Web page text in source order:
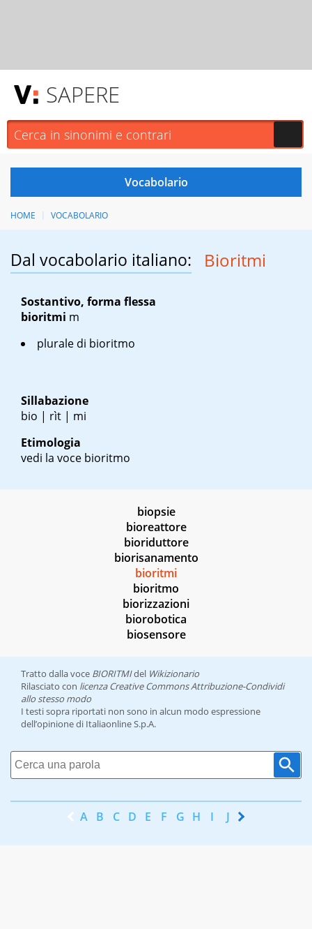
SAPERE
HOME VOCABOLARIO
Dal vocabolario italiano: Bioritmi
Sostantivo, forma flessa
bioritmi m
plurale di bioritmo
Sillabazione
bio | rìt | mi
Etimologia
vedi la voce bioritmo
biopsie
bioreattore
bioriduttore
biorisanamento
bioritmi
bioritmo
biorizzazioni
biorobotica
biosensore
Tratto dalla voce BIORITMIdel Wikizionario
Rilasciato con licenza Creative Commons Attribuzione-Condividi
allo stesso modo
I testi sopra riportati non sono in alcun modo espressione
dell’opinione di Italiaonline S.p.A.
A B C D E F G H I J K